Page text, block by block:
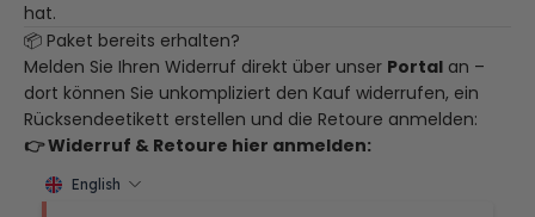
hat.
📦 Paket bereits erhalten?
Melden Sie Ihren Widerruf direkt über unser Portal an –
dort können Sie unkompliziert den Kauf widerrufen, ein
Rücksendeetikett erstellen und die Retoure anmelden:
👉 Widerruf & Retoure hier anmelden: